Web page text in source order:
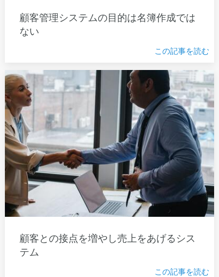
顧客管理システムの目的は名簿作成では
ない
この記事を読む
顧客との接点を増やし売上をあげるシス
テム
この記事を読む